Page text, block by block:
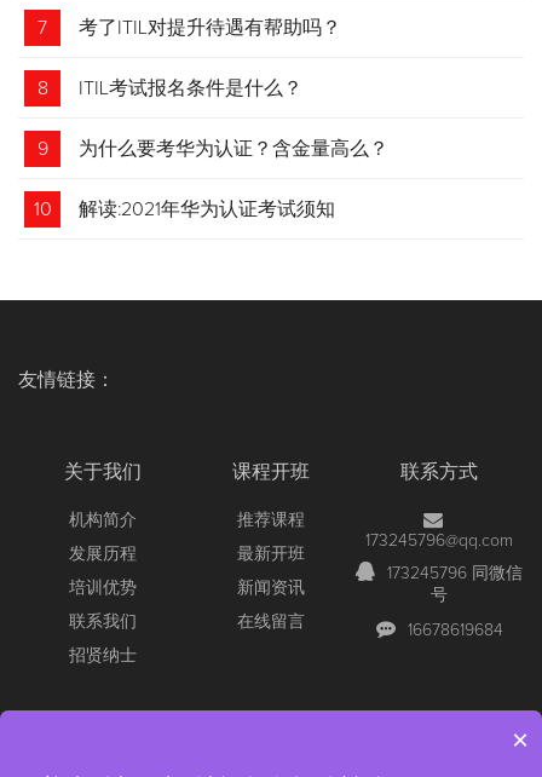
7 考了ITIL对提升待遇有帮助吗？
8 ITIL考试报名条件是什么？
9 为什么要考华为认证？含金量高么？
10 解读:2021年华为认证考试须知
友情链接：
关于我们
机构简介
发展历程
培训优势
联系我们
招贤纳士
课程开班
推荐课程
最新开班
新闻资讯
在线留言
联系方式
173245796@qq.com
173245796 同微信
号
16678619684
×